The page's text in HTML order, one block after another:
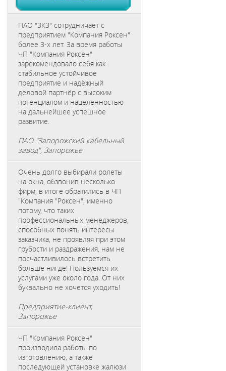
ПАО "ЗКЗ" сотрудничает с
предприятием "Компания Роксен"
более 3-х лет. За время работы
ЧП "Компания Роксен"
зарекомендовало себя как
стабильное устойчивое
предприятие и надёжный
деловой партнёр с высоким
потенциалом и нацеленностью
на дальнейшее успешное
развитие.
ПАО "Запорожский кабельный
завод", Запорожье
Очень долго выбирали ролеты
на окна, обзвонив несколько
фирм, в итоге обратились в ЧП
"Компания "Роксен", именно
потому, что таких
профессиональных менеджеров,
способных понять интересы
заказчика, не проявляя при этом
грубости и раздражения, нам не
посчастливилось встретить
больше нигде! Пользуемся их
услугами уже около года. От них
буквально не хочется уходить!
Предприятие-клиент,
Запорожье
ЧП "Компания Роксен"
производила работы по
изготовлению, а также
последующей установке жалюзи